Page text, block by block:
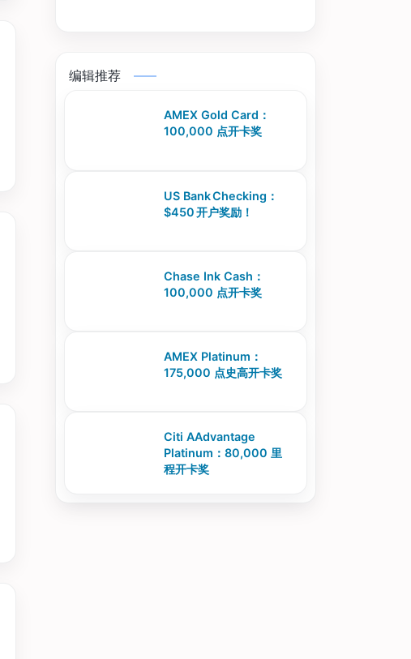
编辑推荐
AMEX Gold Card：
100,000 点开卡奖
US Bank Checking：
$450 开户奖励！
Chase Ink Cash：
100,000 点开卡奖
AMEX Platinum：
175,000 点史高开卡奖
Citi AAdvantage
Platinum：80,000 里
程开卡奖